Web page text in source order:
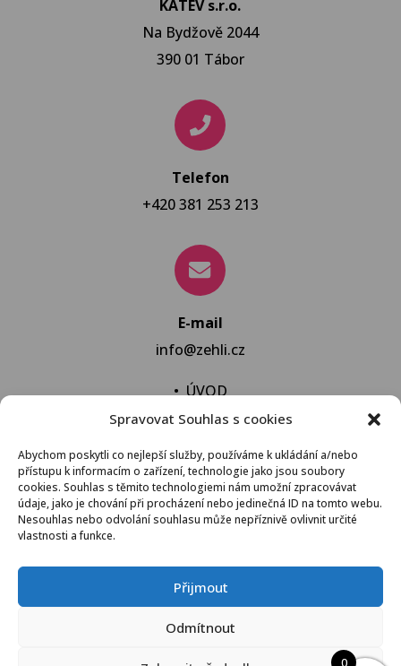
Spravovat Souhlas s cookies
Abychom poskytli co nejlepší služby, používáme k ukládání a/nebo
přístupu k informacím o zařízení, technologie jako jsou soubory
cookies. Souhlas s těmito technologiemi nám umožní zpracovávat
údaje, jako je chování při procházení nebo jedinečná ID na tomto webu.
Nesouhlas nebo odvolání souhlasu může nepříznivě ovlivnit určité
vlastnosti a funkce.
Přijmout
Odmítnout
KATEV s.r.o.
Na Bydžově 2044
390 01 Tábor
Telefon
+420 381 253 213
E-mail
info@zehli.cz
•ÚVOD
• NOVINKY
•NECHAT VYPRAT
•KONTAKT
VŠEOBECNÉ OBCHODNÍ PODMÍNKY
© 2021 Žehli.cz – Na praní a žehlení je život příliš
0